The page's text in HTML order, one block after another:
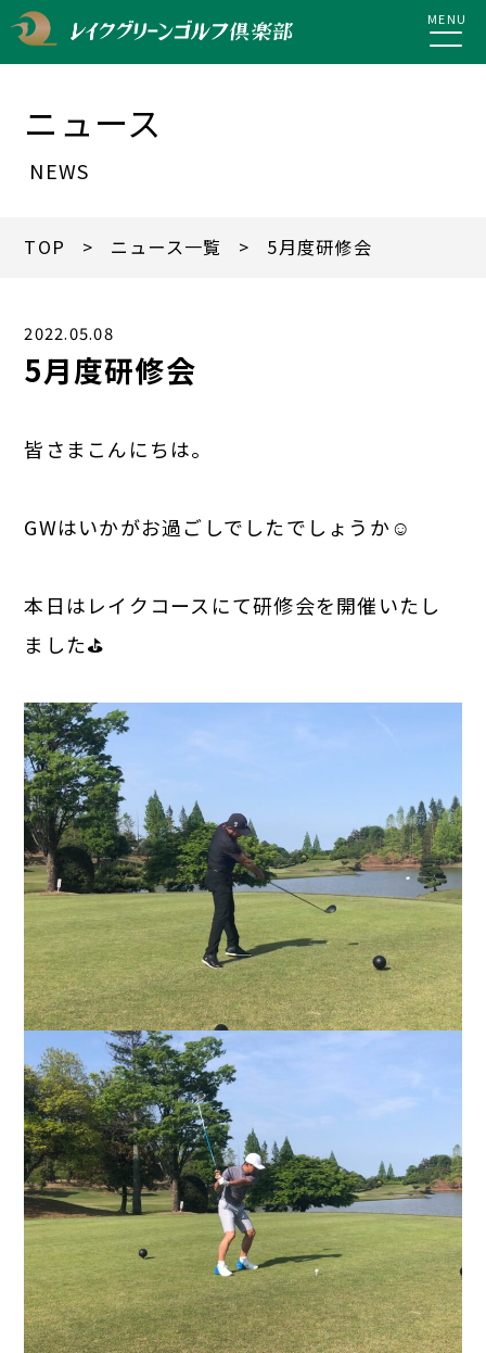
MENU
ニュース
NEWS
TOP > ニュース一覧 > 5月度研修会
2022.05.08
5月度研修会
皆さまこんにちは。
GWはいかがお過ごしでしたでしょうか☺
本日はレイクコースにて研修会を開催いたし
ました⛳